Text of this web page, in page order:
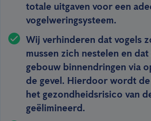
totale uitgaven voor een
vogelweringsysteem.
Wij verhinderen dat vogels
mussen zich nestelen en
gebouw binnendringen via
de gevel. Hierdoor wordt
het gezondheidsrisico van
geëlimineerd.